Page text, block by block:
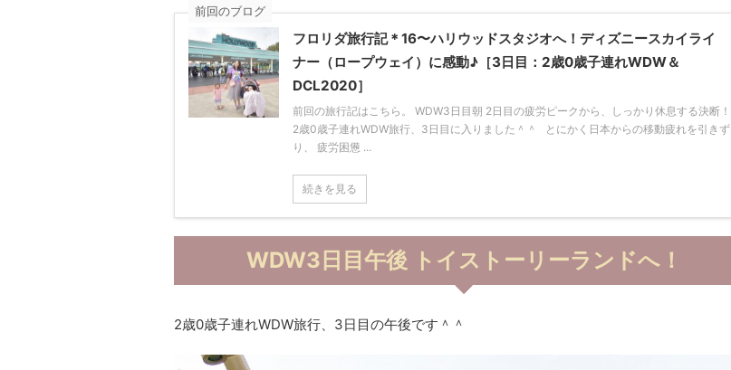
前回のブログ
フロリダ旅行記＊16〜ハリウッドスタジオへ！ディズニースカイライ
ナー（ロープウェイ）に感動♪［3日目：2歳0歳子連れWDW＆
DCL2020］
前回の旅行記はこちら。 WDW3日目朝 2日目の疲労ピークから、しっかり休息する決断！
2歳0歳子連れWDW旅行、3日目に入りました＾＾ とにかく日本からの移動疲れを引きず
り、 疲労困憊 ...
続きを見る
WDW3日目午後 トイストーリーランドへ！
2歳0歳子連れWDW旅行、3日目の午後です＾＾